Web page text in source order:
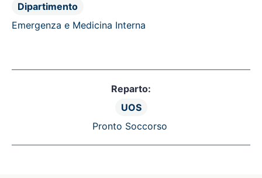
Dipartimento
Emergenza e Medicina Interna
Reparto:
UOS
Pronto Soccorso